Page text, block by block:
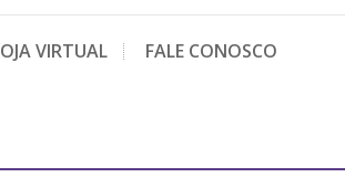
VIRTUAL FALE CONOSCO